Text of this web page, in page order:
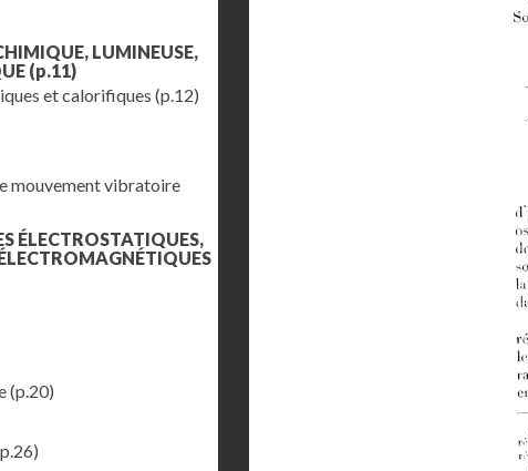
LUMINEUSE,
(p.11)
et calorifiques (p.12)
mouvement vibratoire
ÉLECTROSTATIQUES,
(p.20)